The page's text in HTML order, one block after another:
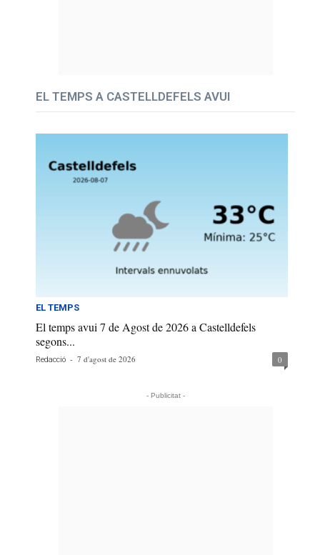
EL TEMPS A CASTELLDEFELS AVUI
EL TEMPS
El temps avui 7 de Agost de 2026 a Castelldefels
segons...
Redacció - 7 d'agost de 2026 0
- Publicitat -